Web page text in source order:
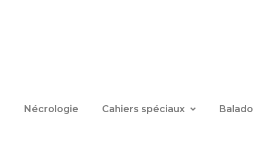
Nécrologie Cahiers spéciaux Balado